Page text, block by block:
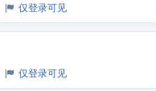
仅登录可见
仅登录可见